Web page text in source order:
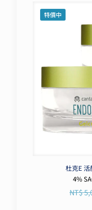
特價中
杜克E
4%
NT$